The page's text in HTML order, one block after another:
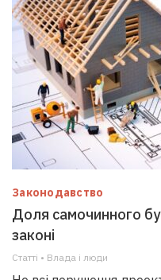
Законодавство
Доля самочинного
законі
Статті • Влада i люди